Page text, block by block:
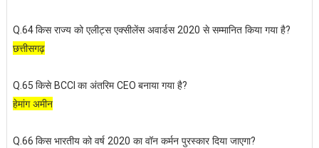
Q.64किस राज्य को एलीट्स एक्सीलेंस अवार्डस 2020 से सम्मानित किया गया है?
छत्तीसगढ़
Q.65 किसे BCCI का अंतरिमCEO बनाया गया है?
हेमांग अमीन
Q.66 किस भारतीय को वर्ष 2020 का वॉन कर्मन पुरस्कार दिया जाएगा?